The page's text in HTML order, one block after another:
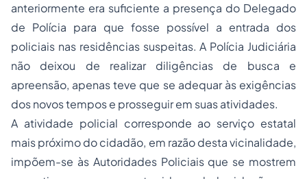
anteriormente era suficiente a presença do Delegado
de Polícia para que fosse possível a entrada dos
policiais nas residências suspeitas. A Polícia Judiciária
não deixou de realizar diligências de busca e
apreensão, apenas teve que se adequar às exigências
dos novos tempos e prosseguir em suas atividades.
A atividade policial corresponde ao serviço estatal
mais próximo do cidadão, em razão desta vicinalidade,
impõem-se às Autoridades Policiais que se mostrem